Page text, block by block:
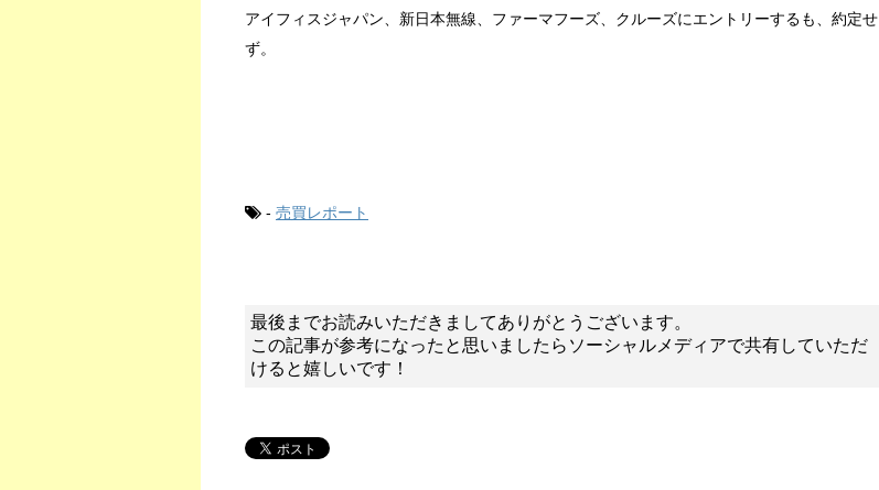
アイフィスジャパン、新日本無線、ファーマフーズ、クルーズにエントリーするも、約定せ
ず。
- 売買レポート
最後までお読みいただきましてありがとうございます。
この記事が参考になったと思いましたらソーシャルメディアで共有していただ
けると嬉しいです！